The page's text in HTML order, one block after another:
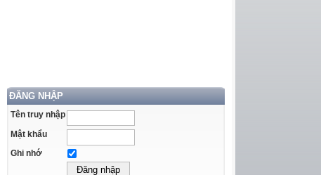
ĐĂNG NHẬP
Tên truy nhập
Mật khẩu
Ghi nhớ